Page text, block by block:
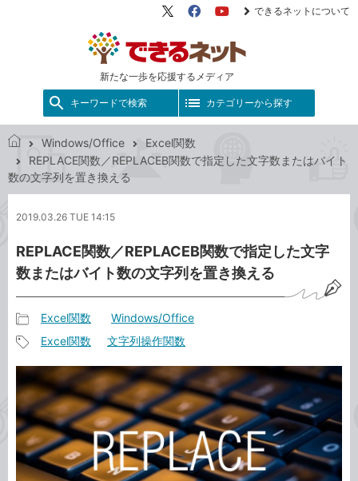
新たな一歩を応援するメディア
X（旧
FacebookYouTube
できるネットについて
キーワードで検索 カテゴリーから探す
で
き
ッ
Windows/Office
Excel関数
REPLACE関数／REPLACEB関数で指定した文字数またはバイト
数の文字列を置き換える
2019.03.26 TUE 14:15
REPLACE関数／REPLACEB関数で指定した文字
数またはバイト数の文字列を置き換える
事
カ
テ
ゴ
リ
Excel関数 Windows/Office
事
タ
グ
Excel関数 文字列操作関数